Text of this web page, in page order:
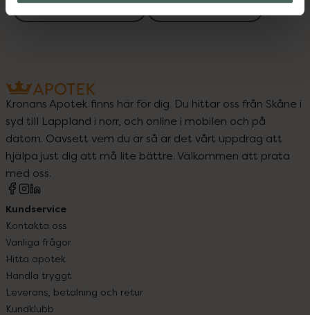
Mun och tänder Tandborstar
Kronans Apotek finns här för dig. Du hittar oss från Skåne i
syd till Lappland i norr, och online i mobilen och på
datorn. Oavsett vem du är så är det vårt uppdrag att
hjälpa just dig att må lite bättre. Välkommen att prata
med oss.
Kundservice
Kontakta oss
Vanliga frågor
Hitta apotek
Handla tryggt
Leverans, betalning och retur
Kundklubb